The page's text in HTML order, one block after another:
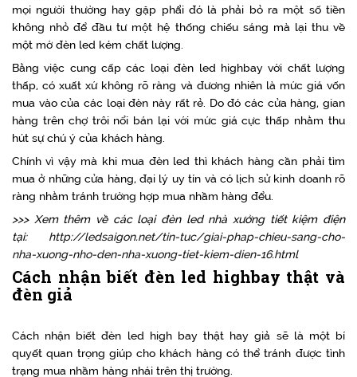
mọi người thường hay gặp phẩi đó là phải bỏ ra một số tiền
không nhỏ để đầu tư một hệ thống chiếu sáng mà lại thu về
một mớ đèn led kém chất lượng.
Bằng việc cung cấp các loại đèn led highbay với chất lượng
thấp, có xuất xứ không rõ ràng và đương nhiên là mức giá vốn
mua vào của các loại đèn này rất rẻ. Do đó các cửa hàng, gian
hàng trên chợ trôi nổi bán lại với mức giá cực thấp nhằm thu
hút sự chú ý của khách hàng.
Chính vì vậy mà khi mua đèn led thì khách hàng cần phải tìm
mua ở những cửa hàng, đại lý uy tín và có lịch sử kinh doanh rõ
ràng nhằm tránh trường hợp mua nhầm hàng đểu.
>>> Xem thêm về các loại đèn led nhà xưởng tiết kiệm điện
tại: http://ledsaigon.net/tin-tuc/giai-phap-chieu-sang-cho-
nha-xuong-nho-den-nha-xuong-tiet-kiem-dien-16.html
Cách nhận biết đèn led highbay thật và
đèn giả
Cách nhận biết đèn led high bay thật hay giả sẽ là một bí
quyết quan trọng giúp cho khách hàng có thể tránh được tình
trạng mua nhầm hàng nhái trên thị trường.